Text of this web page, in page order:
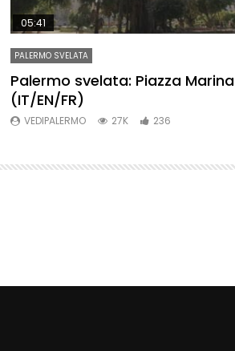
Later
05:41
PALERMO SVELATA
Palermo svelata: Piazza Marina
(IT/EN/FR)
VEDIPALERMO 27K 236